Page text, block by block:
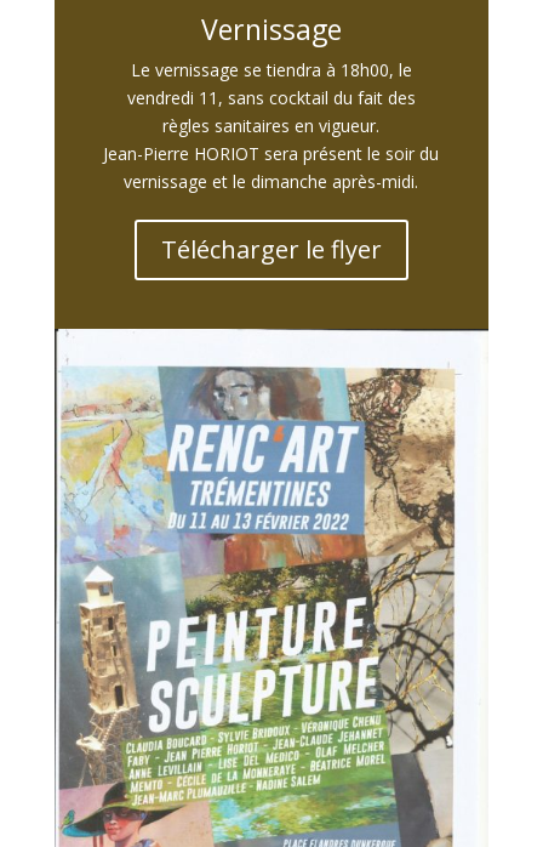
Vernissage
Le vernissage se tiendra à 18h00, le
vendredi 11, sans cocktail du fait des
règles sanitaires en vigueur.
Jean-Pierre HORIOT sera présent le soir du
vernissage et le dimanche après-midi.
Télécharger le flyer